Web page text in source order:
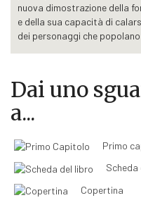
nuova dimostrazione della
e della sua capacità di
dei personaggi che
Julie Sutton è un’aspirante
particolare punto della sua
libera i suoi ricordi. Tra
rapporto con la madre, con
sullo sfondo la storia
Settanta segue il suo corso.
sua estensione materiale e
racconto della sua vita
stanando dettagli di
forma di un resoconto finale,
Dai uno
a...
Primo
Scheda
Copertina